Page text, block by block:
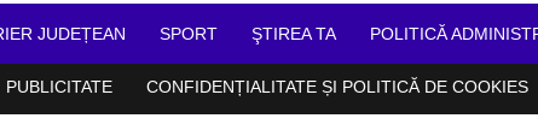
JUDEȚEAN SPORT ŞTIREA TA POLITICĂ
PUBLICITATE CONFIDENȚIALITATE ȘI POLITICĂ DE COOKIES